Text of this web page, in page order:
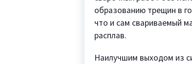
образованию трещин в
что и сам свариваемый
расплав.
Наилучшим выходом из